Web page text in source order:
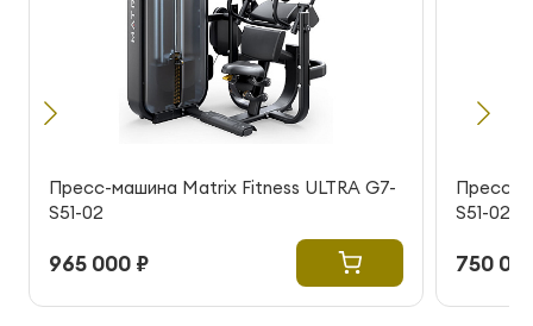
Пресс-машина Matrix Fitness ULTRA G7-
S51-02
965 000 ₽
Пресс-
S51-02
750